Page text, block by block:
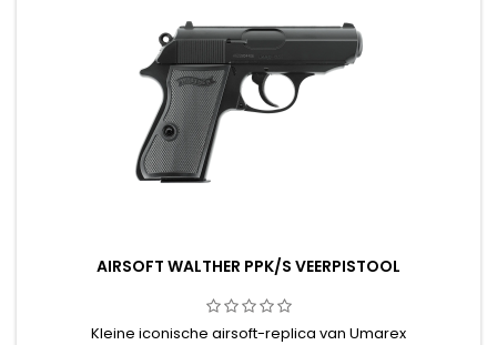
AIRSOFT WALTHER PPK/S VEERPISTOOL
Kleine iconische airsoft-replica van Umarex